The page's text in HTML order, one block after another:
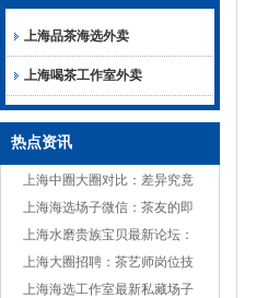
SPA水磨
上海品茶海选外卖
上海喝茶工作室外卖
热点资讯
上海中圈大圈对比：差异究竟
在哪？
上海海选场子微信：茶友的即
时交流圈，分享嫩茶与故事
上海水磨贵族宝贝最新论坛：
本地热议话题
上海大圈招聘：茶艺师岗位技
能要求_404
上海海选工作室最新私藏场子